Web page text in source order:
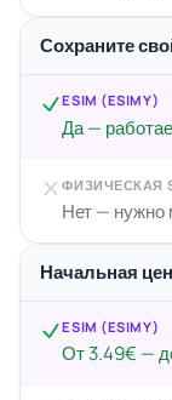
Сохраните
ESIM (ESIMY)
Да —
ФИЗИЧЕСКАЯ
Нет — нужно
Начальная
ESIM (ESIMY)
От 3.49€ —